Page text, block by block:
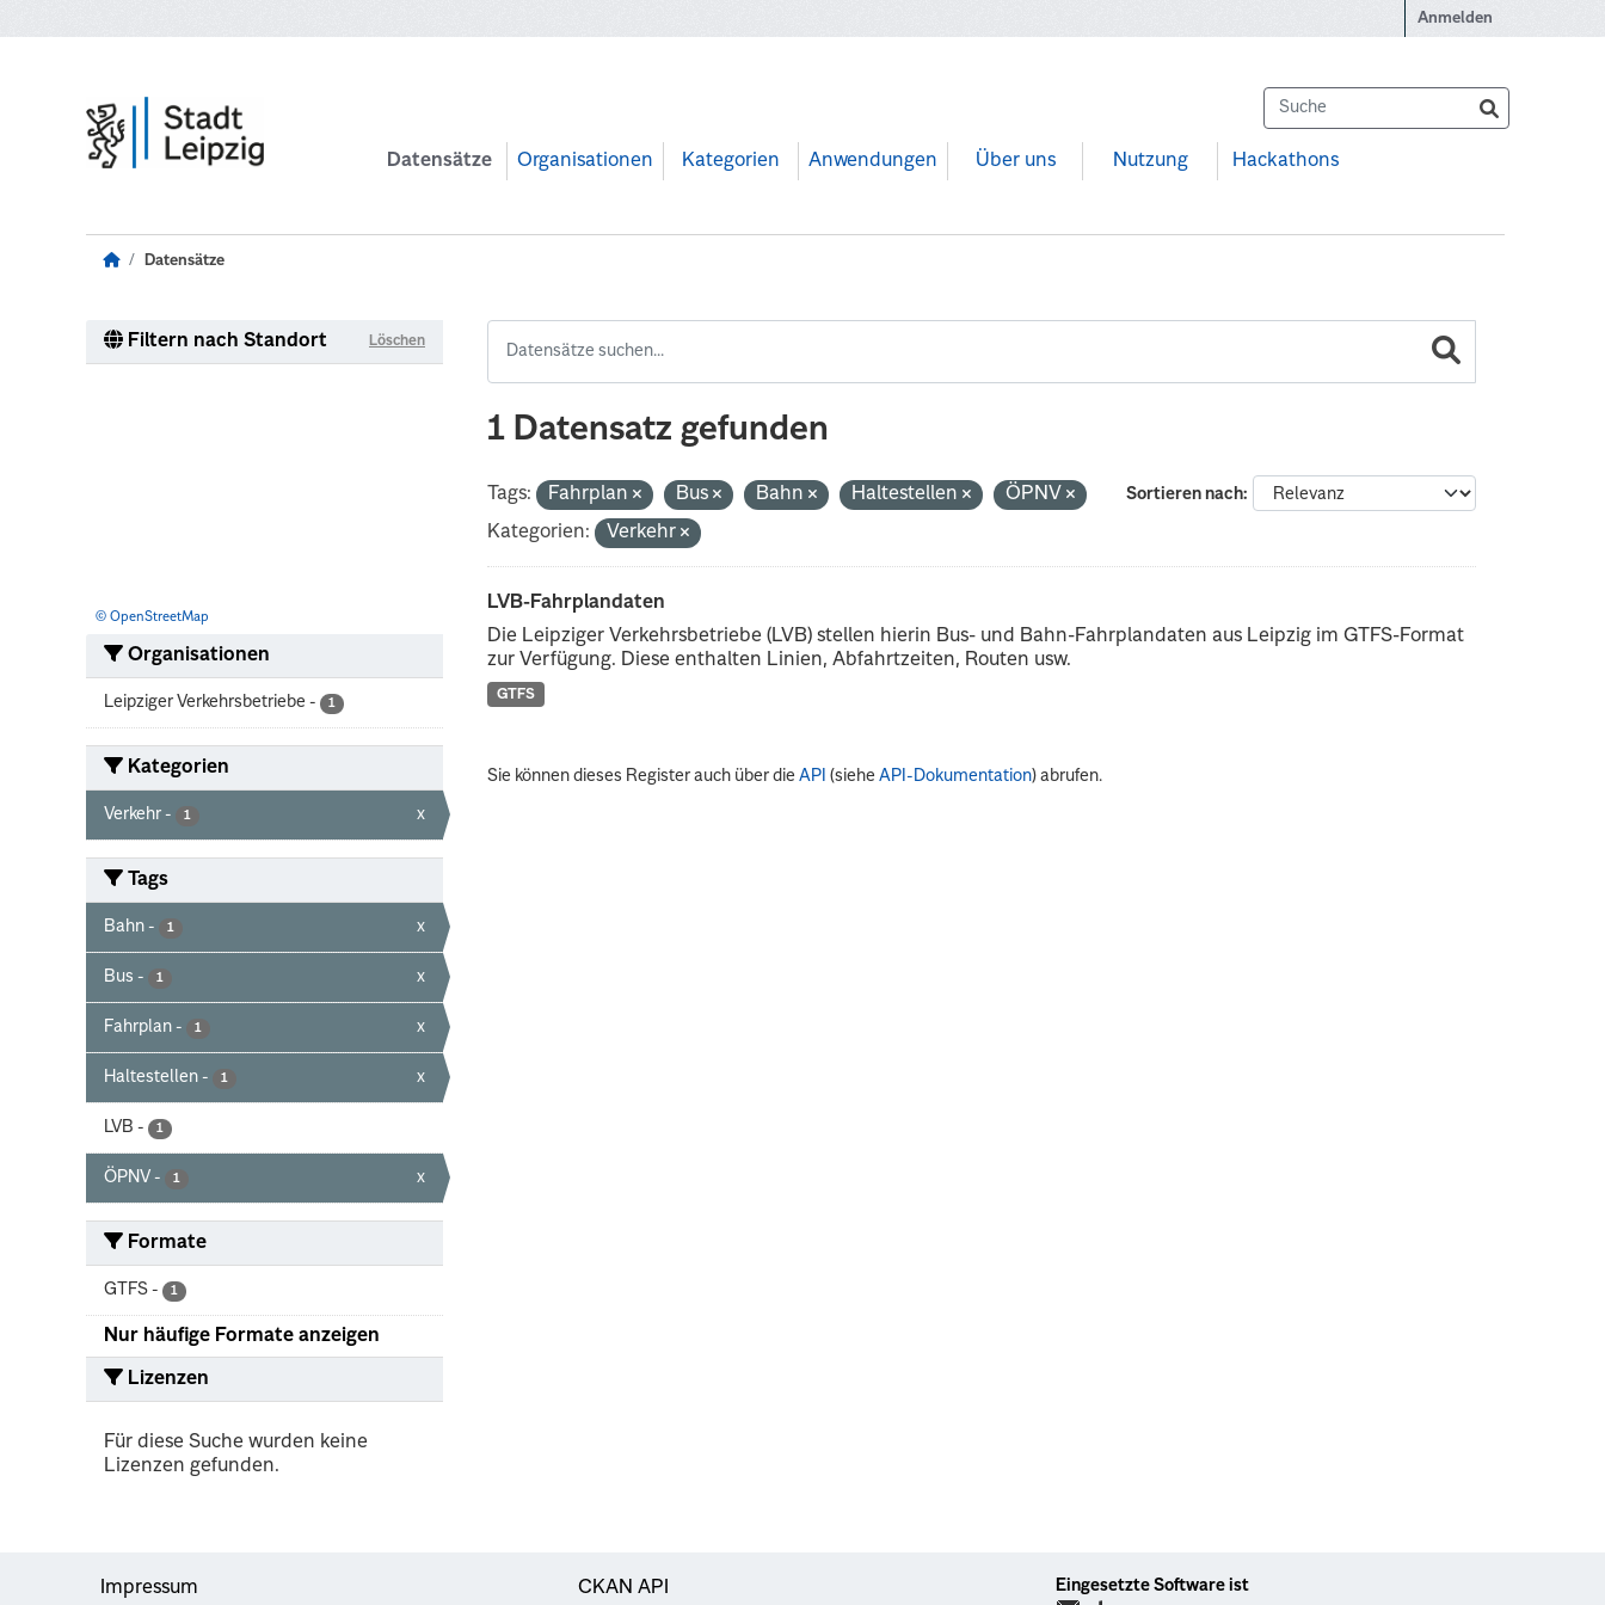
Anmelden
Datensätze Organisationen Kategorien Anwendungen Über uns Nutzung Hackathons
Datensätze
Filtern nach Standort Löschen
© OpenStreetMap
Organisationen
Leipziger Verkehrsbetriebe - 1
Kategorien
Verkehr - 1 x
Tags
Bahn - 1 x
Bus - 1 x
Fahrplan - 1 x
Haltestellen - 1 x
LVB - 1
ÖPNV - 1 x
Formate
GTFS - 1
Nur häufige Formate anzeigen
Lizenzen
Für diese Suche wurden keine
Lizenzen gefunden.
1 Datensatz gefunden
Sortieren nach
Tags: Fahrplan Bus Bahn Haltestellen
ÖPNV
Kategorien:
Verkehr
LVB-Fahrplandaten
Die Leipziger Verkehrsbetriebe (LVB) stellen hierin Bus- und Bahn-Fahrplandaten aus Leipzig im GTFS-Format
zur Verfügung. Diese enthalten Linien, Abfahrtzeiten, Routen usw.
GTFS
Sie können dieses Register auch über dieAPI (sieheAPI-Dokumentation) abrufen.
Impressum CKAN API Eingesetzte Software ist